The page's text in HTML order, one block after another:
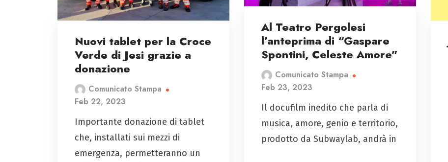
Nuovi tablet per la Croce
Verde di Jesi grazie a
donazione
Comunicato Stampa
Feb 22, 2023
Importante donazione di tablet
che, installati sui mezzi di
emergenza, permetteranno un
Al Teatro Pergolesi
l’anteprima di “Gaspare
Spontini, Celeste Amore”
Comunicato Stampa
Feb 23, 2023
Il docufilm inedito che parla di
musica, amore, genio e territorio,
prodotto da Subwaylab, andrà in